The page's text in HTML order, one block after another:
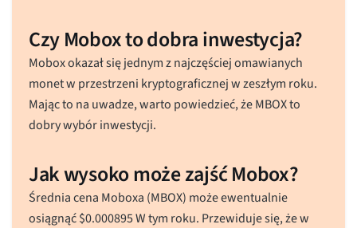
Czy Mobox to dobra inwestycja?
Mobox okazał się jednym z najczęściej omawianych
monet w przestrzeni kryptograficznej w zeszłym roku.
Mając to na uwadze, warto powiedzieć, że MBOX to
dobry wybór inwestycji.
Jak wysoko może zajść Mobox?
Średnia cena Moboxa (MBOX) może ewentualnie
osiągnąć$0.000895W tym roku. Przewiduje się, że w